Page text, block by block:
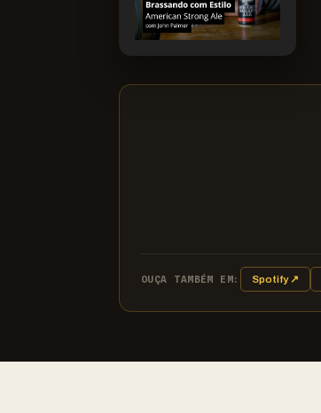
OUÇA TAMBÉM EM: Spotify ↗